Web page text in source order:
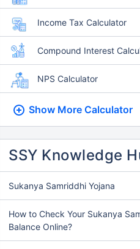
Income Tax Calculator
Compound Interest
NPS Calculator
Show More Calculator
SSY Knowledge
Sukanya Samriddhi Yojana
How to Check Your Sukanya
Balance Online?